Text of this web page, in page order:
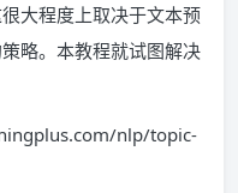
大程度上取决于文本预
略。本教程就试图解决
nlp/topic-